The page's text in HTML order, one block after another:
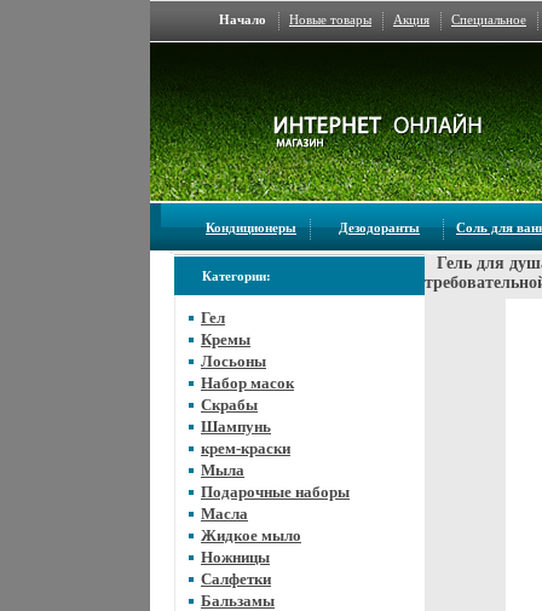
Начало Новые товары Акция Специальное
Кондиционеры Дезодоранты Соль для
Категории:
Гел
Кремы
Лосьоны
Набор масок
Скрабы
Шампунь
крем-краски
Мыла
Подарочные наборы
Масла
Жидкое мыло
Ножницы
Салфетки
Бальзамы
Гель для